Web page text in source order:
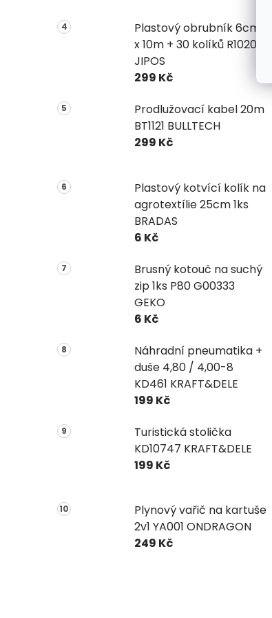
Plastový obrubník 6cm
x 10m + 30 kolíků R1020
JIPOS
299 Kč
Prodlužovací kabel 20m
BT1121 BULLTECH
299 Kč
Plastový kotvící kolík na
agrotextílie 25cm 1ks
BRADAS
6 Kč
Brusný kotouč na suchý
zip 1ks P80 G00333
GEKO
6 Kč
Náhradní pneumatika +
duše 4,80 / 4,00-8
KD461 KRAFT&DELE
199 Kč
Turistická stolička
KD10747 KRAFT&DELE
199 Kč
Plynový vařič na kartuše
2v1 YA001 ONDRAGON
249 Kč